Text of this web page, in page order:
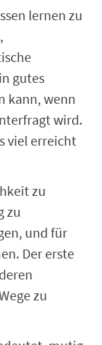
lernen zu
gutes
kann, wenn
wird.
viel erreicht
zu
zu
und für
Der erste
zu